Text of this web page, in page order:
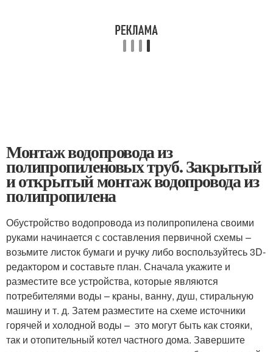
Монтаж водопровода из
полипропиленовых труб. Закрытый
и открытый монтаж водопровода из
полипропилена
Обустройство водопровода из полипропилена своими
руками начинается с составления первичной схемы –
возьмите листок бумаги и ручку либо воспользуйтесь 3D-
редактором и составьте план. Сначала укажите и
разместите все устройства, которые являются
потребителями воды – краны, ванну, душ, стиральную
машину и т. д. Затем разместите на схеме источники
горячей и холодной воды – это могут быть как стояки,
так и отопительный котел частного дома. Завершите